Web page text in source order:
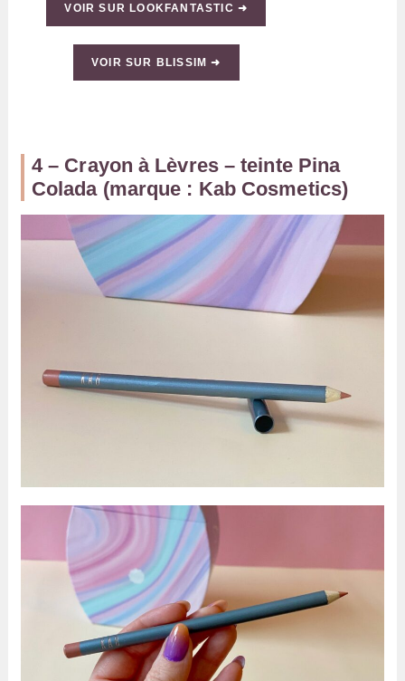
VOIR SUR LOOKFANTASTIC ➜
VOIR SUR BLISSIM ➜
4 – Crayon à Lèvres – teinte Pina
Colada (marque : Kab Cosmetics)